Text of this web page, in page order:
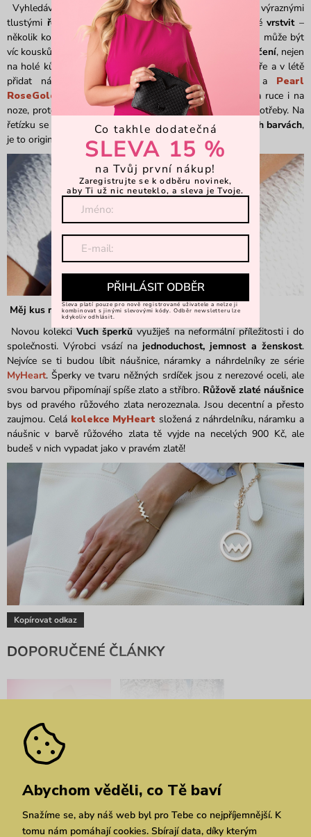
Vyhledávej rovněž
kovové náramky a náhrdelníky
s výraznými
tlustými řetězy . Náhrdelníky i náramky je přitom vhodnévrstvit–
několik kousků nosit zároveň, to se týká i náušnic, kterých může být
víc kousků na jednom uchu. Šperky v zimě nos i
přes oblečení, nejen
na holé kůži, aby byly dostatečně vidět. Nezapomeň na jaře a v létě
přidat náramek na nohu. Náramky
Pearl Silvera Pearl
RoseGold
jsou k tomu jako stvořené – dají se nosit na ruce i na
noze, protože jejich rozměry si jednoduše nastavíš podle potřeby. Na
řetízku se v nich pohupují čtyři nenápadnéperly ve čtyřech barvách,
je to originální a vkusné řešení.
Měj kus romantiky vždy při sobě!
Novou kolekciVuch šperkůvyužiješ na neformální příležitosti i do
společnosti. Výrobci vsází najednoduchost, jemnost a ženskost.
Nejvíce se ti budou líbit náušnice, náramky a náhrdelníky ze série
MyHeart. Šperky ve tvaru něžných srdíček jsou z nerezové oceli, ale
svou barvou připomínají spíše zlato a stříbro. Růžově zlaté náušnice
bys od pravého růžového zlata nerozeznala. Jsou decentní a přesto
zaujmou. Celá kolekce MyHeart složená z náhrdelníku, náramku a
náušnic v barvě růžového zlata tě vyjde na necelých 900 Kč, ale
budeš v nich vypadat jako v pravém zlatě!
Kopírovat odkaz
DOPORUČENÉ ČLÁNKY
Psychologie barev: Co o
Tobě řeknou na první
Předsevzetí pro rok
2023: hýčkej svou
Abychom věděli, co Tě baví
Snažíme se, aby náš web byl pro Tebe co nejpříjemnější. K
tomu nám pomáhají cookies. Sbírají data, díky kterým
Co takhle dodatečná
SLEVA 15 %
na Tvůj první nákup!
Zaregistrujte se k odběru novinek,
aby Ti už nic neuteklo, a sleva je Tvoje.
PŘIHLÁSIT ODBĚR
Sleva platí pouze pro nově registrované uživatele a nelze ji
kombinovat s jinými slevovými kódy. Odběr newsletteru lze
kdykoliv odhlásit.